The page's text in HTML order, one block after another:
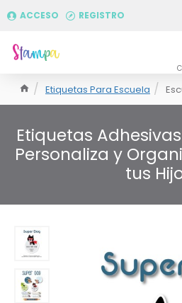
ACCESO REGISTRO
Etiquetas Para Escuela
Etiquetas
Personaliza y
tus